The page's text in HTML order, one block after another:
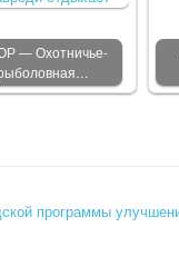
— Охотничье-
программы